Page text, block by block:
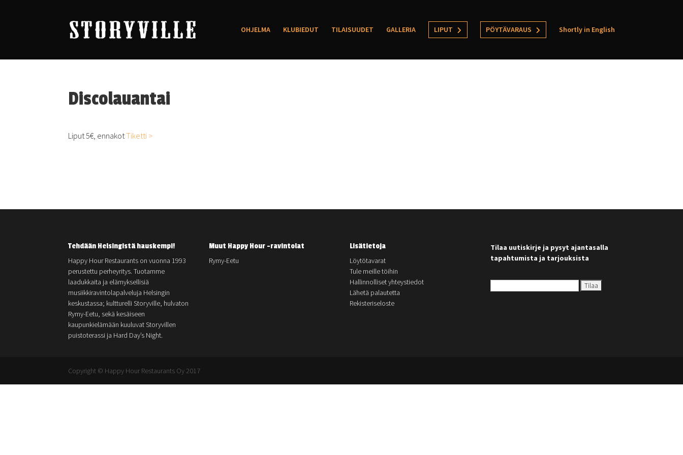
OHJELMA KLUBIEDUT TILAISUUDET GALLERIA LIPUT PÖYTÄVARAUS Shortly in English
Discolauantai
Liput 5€, ennakotTiketti >
Tehdään Helsingistä hauskempi!
Happy Hour Restaurants on vuonna 1993
perustettu perheyritys. Tuotamme
laadukkaita ja elämyksellisiä
musiikkiravintolapalveluja Helsingin
keskustassa; kultturelli Storyville, hulvaton
Rymy-Eetu, sekä kesäiseen
kaupunkielämään kuuluvat Storyvillen
puistoterassi ja Hard Day’s Night.
Muut Happy Hour -ravintolat
Rymy-Eetu
Lisätietoja
Löytötavarat
Tule meille töihin
Hallinnolliset yhteystiedot
Lähetä palautetta
Rekisteriseloste
Tilaa uutiskirje ja pysyt ajantasalla
tapahtumista ja tarjouksista
Copyright © Happy Hour Restaurants Oy 2017